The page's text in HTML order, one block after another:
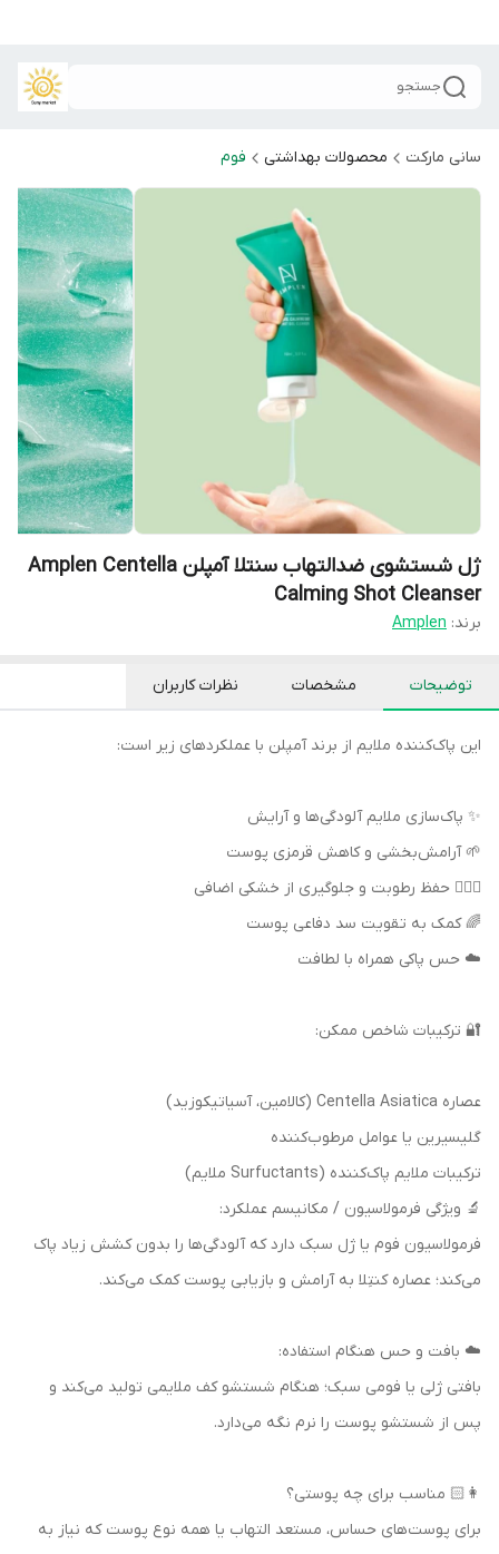
جستجو
سانی مارکت محصولات بهداشتی فوم
ژل شستشوی ضدالتهاب سنتلا آمپلن Amplen Centella
Calming Shot Cleanser
برند: Amplen
توضیحات مشخصات نظرات کاربران
این پاک‌کننده ملایم از برند آمپلن با عملکردهای زیر است:
✨ پاک‌سازی ملایم آلودگی‌ها و آرایش
🌱 آرامش‌بخشی و کاهش قرمزی پوست
💆🏻‍♀ حفظ رطوبت و جلوگیری از خشکی اضافی
🌈 کمک به تقویت سد دفاعی پوست
☁️ حس پاکی همراه با لطافت
🔐 ترکیبات شاخص ممکن:
عصاره Centella Asiatica (کالامین، آسیاتیکوزید)
گلیسیرین یا عوامل مرطوب‌کننده
ترکیبات ملایم پاک‌کننده (Surfuctants ملایم)
🔬 ویژگی فرمولاسیون / مکانیسم عملکرد:
فرمولاسیون فوم یا ژل سبک دارد که آلودگی‌ها را بدون کشش زیاد پاک
می‌کند؛ عصاره کنتِلا به آرامش و بازیابی پوست کمک می‌کند.
☁️ بافت و حس هنگام استفاده:
بافتی ژلی یا فومی سبک؛ هنگام شستشو کف ملایمی تولید می‌کند و
پس از شستشو پوست را نرم نگه می‌دارد.
👩🏻 مناسب برای چه پوستی؟
برای پوست‌های حساس، مستعد التهاب یا همه نوع پوست که نیاز به